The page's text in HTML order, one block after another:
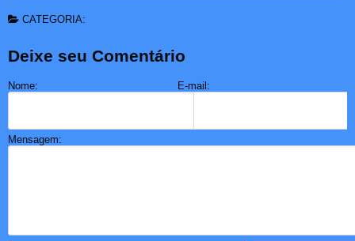
CATEGORIA:
Deixe seu Comentário
Nome: E-mail:
Mensagem: